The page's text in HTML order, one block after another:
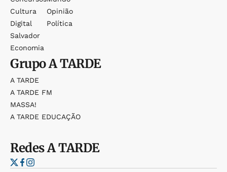
Cultura
Digital
Salvador
Economia
Opinião
Política
GrupoA TARDE
A TARDE
A TARDE FM
MASSA!
A TARDE EDUCAÇÃO
RedesA TARDE